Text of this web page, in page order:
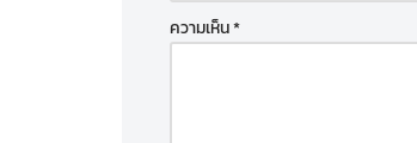
ความเห็น*